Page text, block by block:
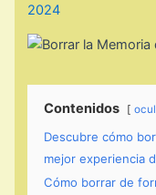
2024
Contenidos
Descubre cómo
mejor experiencia
Cómo borrar de